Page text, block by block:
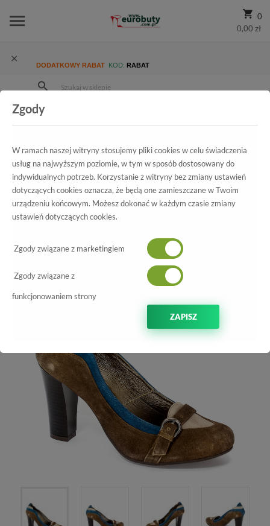
0
0,00 zł
DODATKOWY RABAT KOD: RABAT
Promocja
Czółenka Kaniowski 368/24 Brąz.Prz
Wszystkie produkty
Czółenka Kaniowski
Zgody
W ramach naszej witryny stosujemy pliki cookies w celu świadczenia
usług na najwyższym poziomie, w tym w sposób dostosowany do
indywidualnych potrzeb. Korzystanie z witryny bez zmiany ustawień
dotyczących cookies oznacza, że będą one zamieszczane w Twoim
urządzeniu końcowym. Możesz dokonać w każdym czasie zmiany
ustawień dotyczących cookies.
Zgody związane z marketingiem
Zgody związane z
funkcjonowaniem strony
ZAPISZ